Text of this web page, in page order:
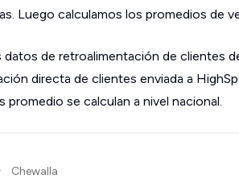
Luego calculamos los promedios de
datos de retroalimentación de clientes
directa de clientes enviada a
promedio se calculan a nivel nacional.
Chewalla